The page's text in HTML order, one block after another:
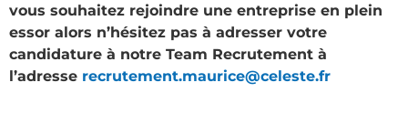
vous souhaitez rejoindre une entreprise en plein
essor alors n’hésitez pas à adresser votre
candidature à notre Team Recrutement à
l’adresse recrutement.maurice@celeste.fr